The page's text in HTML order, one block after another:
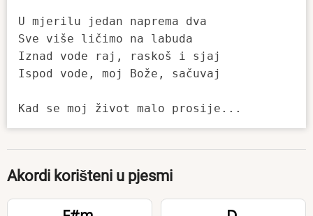
U mjerilu jedan naprema dva
Sve više ličimo na labuda
Iznad vode raj, raskoš i sjaj
Ispod vode, moj Bože, sačuvaj
Akordi korišteni u pjesmi